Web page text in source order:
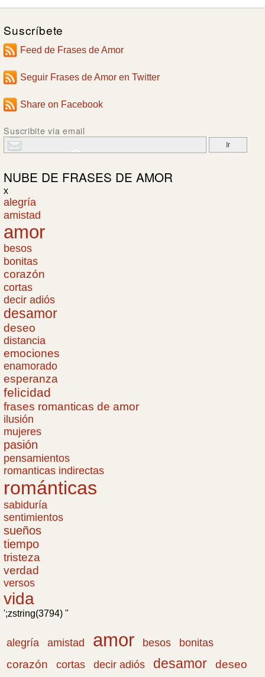
Suscríbete
Feed de Frases de Amor
Seguir Frases de Amor en Twitter
Share on Facebook
Suscribite via email
NUBE DE FRASES DE AMOR
x
alegría
amistad
amor
besos
bonitas
corazón
cortas
decir adiós
desamor
deseo
distancia
emociones
enamorado
esperanza
felicidad
frases romanticas de amor
ilusión
mujeres
pasión
pensamientos
romanticas indirectas
románticas
sabiduría
sentimientos
sueños
tiempo
tristeza
verdad
versos
vida
';zstring(3794) "
alegría amistad amor besos
bonitas
corazón
cortas decir adiós desamor deseo